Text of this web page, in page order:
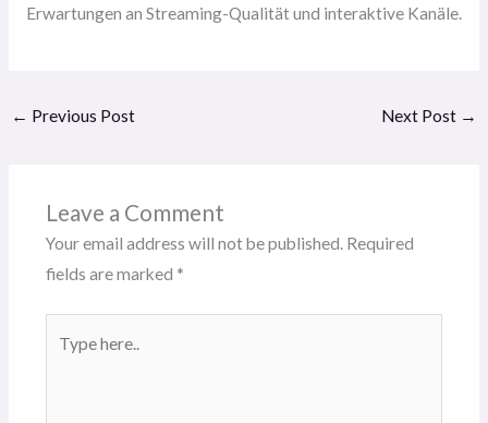
Erwartungen an Streaming-Qualität und interaktive Kanäle.
← Previous Post Next Post →
Leave a Comment
Your email address will not be published. Required
fields are marked *
here..